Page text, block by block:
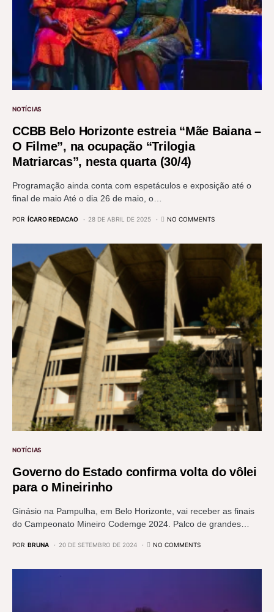
NOTÍCIAS
CCBB Belo Horizonte estreia “Mãe Baiana –
O Filme”, na ocupação “Trilogia
Matriarcas”, nesta quarta (30/4)
Programação ainda conta com espetáculos e exposição até o
final de maio Até o dia 26 de maio, o…
POR ÍCARO REDACAO 28 DE ABRIL DE 2025 NO COMMENTS
NOTÍCIAS
Governo do Estado confirma volta do vôlei
para o Mineirinho
Ginásio na Pampulha, em Belo Horizonte, vai receber as finais
do Campeonato Mineiro Codemge 2024. Palco de grandes…
POR BRUNA 20 DE SETEMBRO DE 2024 NO COMMENTS